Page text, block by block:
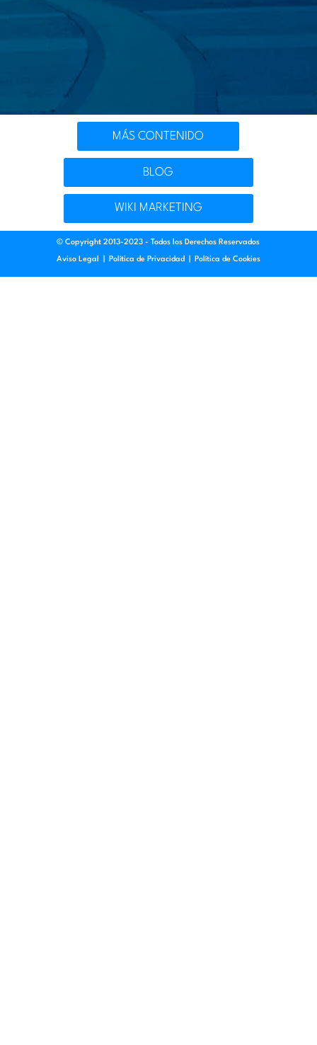
MÁS CONTENIDO
BLOG
WIKI MARKETING
© Copyright 2013-2023 - Todos los Derechos Reservados
Aviso Legal Política de Privacidad Política de Cookies